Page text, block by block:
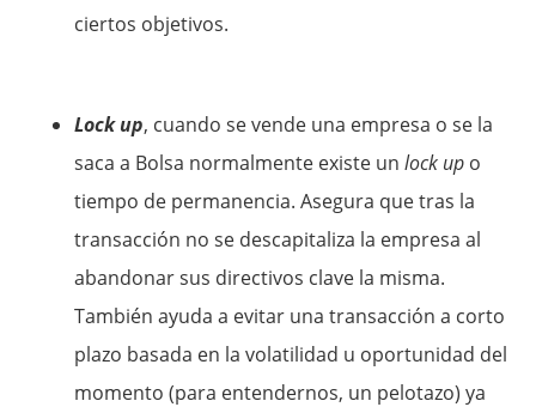
ciertos objetivos.
Lock up, cuando se vende una empresa o se la
saca a Bolsa normalmente existe un lock up o
tiempo de permanencia. Asegura que tras la
transacción no se descapitaliza la empresa al
abandonar sus directivos clave la misma.
También ayuda a evitar una transacción a corto
plazo basada en la volatilidad u oportunidad del
momento (para entendernos, un pelotazo) ya